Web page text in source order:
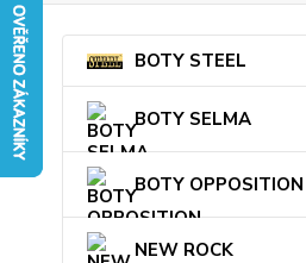
BOTY STEEL
BOTY SELMA
BOTY OPPOSITION
NEW ROCK